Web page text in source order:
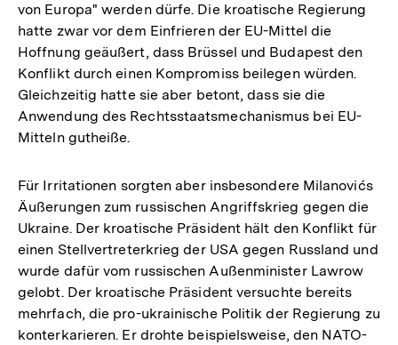
von Europa" werden dürfe. Die kroatische Regierung
hatte zwar vor dem Einfrieren der EU-Mittel die
Hoffnung geäußert, dass Brüssel und Budapest den
Konflikt durch einen Kompromiss beilegen würden.
Gleichzeitig hatte sie aber betont, dass sie die
Anwendung des Rechtsstaatsmechanismus bei EU-
Mitteln gutheiße.
Für Irritationen sorgten aber insbesondere Milanovićs
Äußerungen zum russischen Angriffskrieg gegen die
Ukraine. Der kroatische Präsident hält den Konflikt für
einen Stellvertreterkrieg der USA gegen Russland und
wurde dafür vom russischen Außenminister Lawrow
gelobt. Der kroatische Präsident versuchte bereits
mehrfach, die pro-ukrainische Politik der Regierung zu
konterkarieren. Er drohte beispielsweise, den NATO-